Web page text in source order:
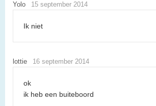
Yolo 15 september 2014
Ik niet
lottie 16 september 2014
ok
ik heb een buiteboord